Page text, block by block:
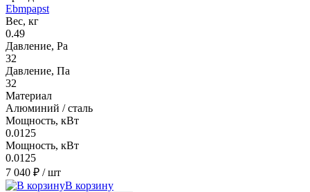
Ebmpapst
Вес, кг
0.49
Давление, Pa
32
Давление, Па
32
Материал
Алюминий / сталь
Мощность, кВт
0.0125
Мощность, кВт
0.0125
7 040 ₽ / шт
В корзину